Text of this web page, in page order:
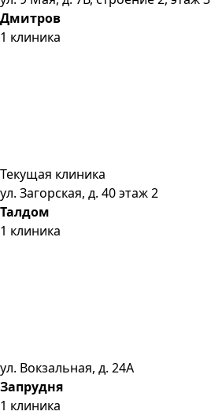
Дмитров
1 клиника
Текущая клиника
ул. Загорская, д. 40 этаж 2
Талдом
1 клиника
ул. Вокзальная, д. 24А
Запрудня
1 клиника